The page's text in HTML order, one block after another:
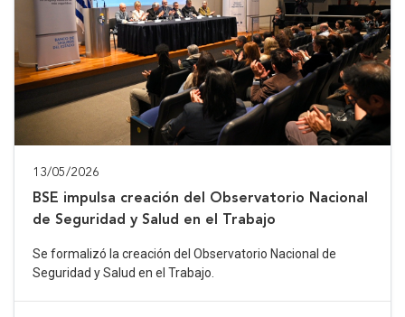
13/05/2026
BSE impulsa creación del Observatorio Nacional
de Seguridad y Salud en el Trabajo
Se formalizó la creación del Observatorio Nacional de
Seguridad y Salud en el Trabajo.